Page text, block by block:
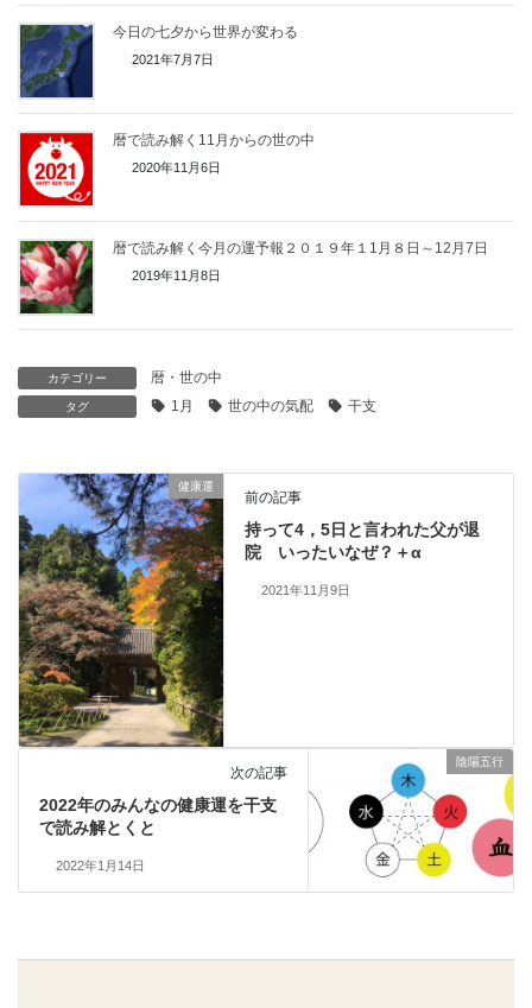
今日の七夕から世界が変わる
2021年7月7日
暦で読み解く11月からの世の中
2020年11月6日
暦で読み解く今月の運予報２０１９年１1月８日～12月7日
2019年11月8日
カテゴリー 暦・世の中
タグ 1月 世の中の気配 干支
健康運
前の記事
持って4，5日と言われた父が退
院 いったいなぜ？＋α
2021年11月9日
陰陽五行
次の記事
2022年のみんなの健康運を干支
で読み解とくと
2022年1月14日